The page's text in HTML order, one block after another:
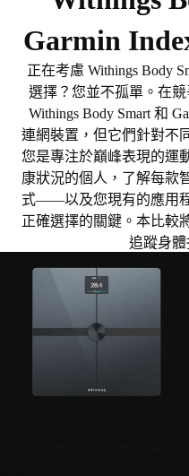
Garmin
正在考慮 Withings Body
選擇？您並不孤單。在
Withings Body Smart 和
連網裝置，但它們針對不
您是專注於巔峰表現的運
康狀況的個人，了解每款
式——以及您現有的應用
正確選擇的關鍵。本比較
追蹤身體